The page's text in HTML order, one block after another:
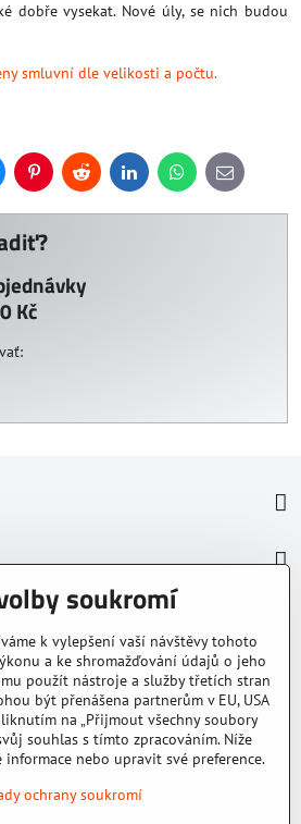
dobře vysekat. Nové úly, se nich budou
smluvní dle velikosti a počtu.
PinterestReddit LinkedInWhatsApp
E-
mail
Kč
ochranu formulářů Invisible reCAPTCHA
soukromí
k vylepšení vaší návštěvy tohoto
a ke shromažďování údajů o jeho
použít nástroje a služby třetích stran
být přenášena partnerům v EU, USA
na „Přijmout všechny soubory
souhlas s tímto zpracováním. Níže
nebo upravit své preference.
ochrany soukromí